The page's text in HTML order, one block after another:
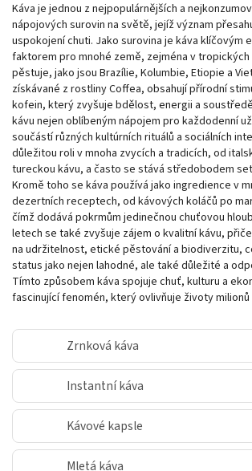
Káva je jednou z nejpopulárnějších a
nápojových surovin na světě, jejíž význam
uspokojení chuti. Jako surovina je káva klíčovým
faktorem pro mnohé země, zejména v
pěstuje, jako jsou Brazílie, Kolumbie, Etiopie a
získávané z rostliny Coffea, obsahují přírodní
kofein, který zvyšuje bdělost, energii a
kávu nejen oblíbeným nápojem pro každodenní
součástí různých kultúrních rituálů a sociálních
důležitou roli v mnoha zvycích a tradicích, od
tureckou kávu, a často se stává středobodem
Kromě toho se káva používá jako ingredience v
dezertních receptech, od kávových koláčů po
čímž dodává pokrmům jedinečnou chuťovou
letech se také zvyšuje zájem o kvalitní kávu,
na udržitelnost, etické pěstování a biodiverzitu,
status jako nejen lahodné, ale také důležité a
Tímto způsobem káva spojuje chuť, kulturu a
fascinující fenomén, který ovlivňuje životy
Zrnková káva
Instantní káva
Kávové kapsle
Mletá káva